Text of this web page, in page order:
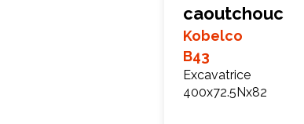
caoutchouc
Kobelco
B43
Excavatrice
400x72.5Nx82